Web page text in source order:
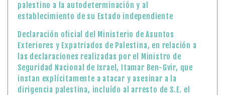
palestino a la autodeterminación y al
establecimiento de su Estado independiente
Declaración oficial del Ministerio de Asuntos
Exteriores y Expatriados de Palestina, en relación a
las declaraciones realizadas por el Ministro de
Seguridad Nacional de Israel, Itamar Ben-Gvir, que
instan explícitamente a atacar y asesinar a la
dirigencia palestina, incluído al arresto de S.E. el